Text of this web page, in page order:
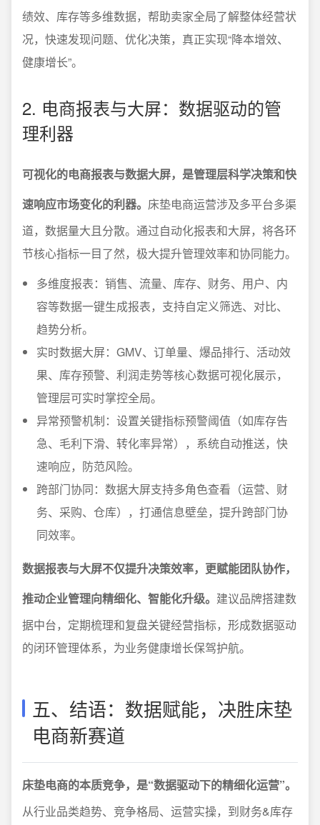
绩效、库存等多维数据，帮助卖家全局了解整体经营状
况，快速发现问题、优化决策，真正实现“降本增效、
健康增长”。
2. 电商报表与大屏：数据驱动的管
理利器
可视化的电商报表与数据大屏，是管理层科学决策和快
速响应市场变化的利器。 床垫电商运营涉及多平台多渠
道，数据量大且分散。通过自动化报表和大屏，将各环
节核心指标一目了然，极大提升管理效率和协同能力。
多维度报表：销售、流量、库存、财务、用户、内
容等数据一键生成报表，支持自定义筛选、对比、
趋势分析。
实时数据大屏：GMV、订单量、爆品排行、活动效
果、库存预警、利润走势等核心数据可视化展示，
管理层可实时掌控全局。
异常预警机制：设置关键指标预警阈值（如库存告
急、毛利下滑、转化率异常），系统自动推送，快
速响应，防范风险。
跨部门协同：数据大屏支持多角色查看（运营、财
务、采购、仓库），打通信息壁垒，提升跨部门协
同效率。
数据报表与大屏不仅提升决策效率，更赋能团队协作，
推动企业管理向精细化、智能化升级。 建议品牌搭建数
据中台，定期梳理和复盘关键经营指标，形成数据驱动
的闭环管理体系，为业务健康增长保驾护航。
五、结语：数据赋能，决胜床垫
电商新赛道
床垫电商的本质竞争，是“数据驱动下的精细化运营”。
从行业品类趋势、竞争格局、运营实操，到财务&库存